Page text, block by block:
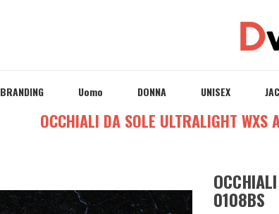
BRANDING Uomo DONNA UNISEX
OCCHIALI DA SOLE ULTRALIGHT WXS
0108BS